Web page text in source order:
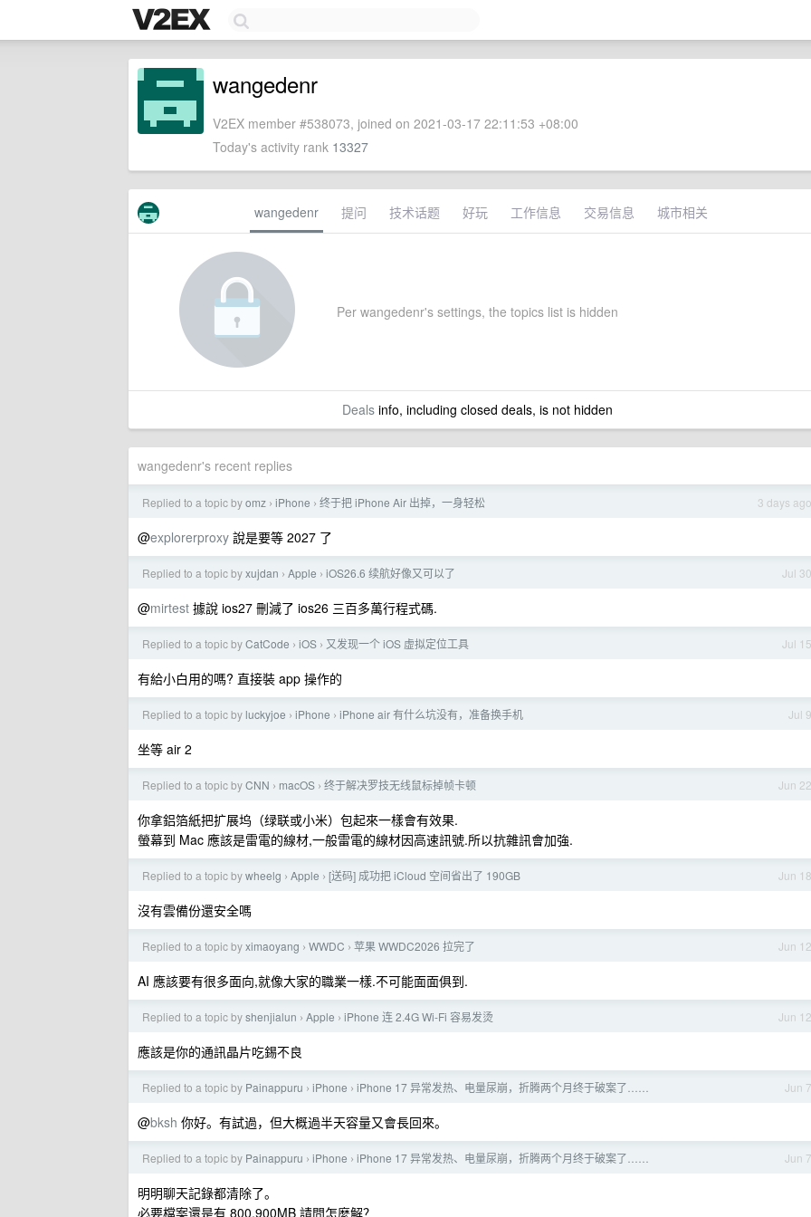
wangedenr
V2EX member #538073, joined on 2021-03-17 22:11:53 +08:00
Today's activity rank 13327
wangedenr 提问 技术话题 好玩 工作信息 交易信息 城市相关
Per wangedenr's settings, the topics list is hidden
Dealsinfo, including closed deals, is not hidden
wangedenr's recent replies
3 days ago
Replied to a topic byomz › iPhone › 终于把 iPhone Air 出掉，一身轻松
@explorerproxy 說是要等 2027 了
Jul 30
Replied to a topic byxujdan › Apple › iOS26.6 续航好像又可以了
@mirtest 據說 ios27 刪減了 ios26 三百多萬行程式碼.
Jul 15
Replied to a topic byCatCode › iOS › 又发现一个 iOS 虚拟定位工具
有給小白用的嗎? 直接裝 app 操作的
Jul 9
Replied to a topic by luckyjoe › iPhone › iPhone air 有什么坑没有，准备换手机
坐等 air 2
Jun 22
Replied to a topic byCNN › macOS › 终于解决罗技无线鼠标掉帧卡顿
你拿鋁箔紙把扩展坞（绿联或小米）包起來一樣會有效果.
螢幕到 Mac 應該是雷電的線材,一般雷電的線材因高速訊號.所以抗雜訊會加強.
Jun 18
Replied to a topic bywheelg › Apple › [送码] 成功把 iCloud 空间省出了 190GB
沒有雲備份還安全嗎
Jun 12
Replied to a topic byximaoyang › WWDC › 苹果 WWDC2026 拉完了
AI 應該要有很多面向,就像大家的職業一樣.不可能面面俱到.
Jun 12
Replied to a topic byshenjialun › Apple › iPhone 连 2.4G Wi-Fi 容易发烫
應該是你的通訊晶片吃錫不良
Jun 7
Replied to a topic by Painappuru › iPhone › iPhone 17 异常发热、电量尿崩，折腾两个月终于破案了……
@bksh 你好。有試過，但大概過半天容量又會長回來。
Jun 7
Replied to a topic by Painappuru › iPhone › iPhone 17 异常发热、电量尿崩，折腾两个月终于破案了……
明明聊天記錄都清除了。
必要檔案還是有 800.900MB 請問怎麼解？